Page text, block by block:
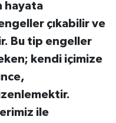
hayata
çıkabilir ve
Bu tip engeller
kendi içimize
ile